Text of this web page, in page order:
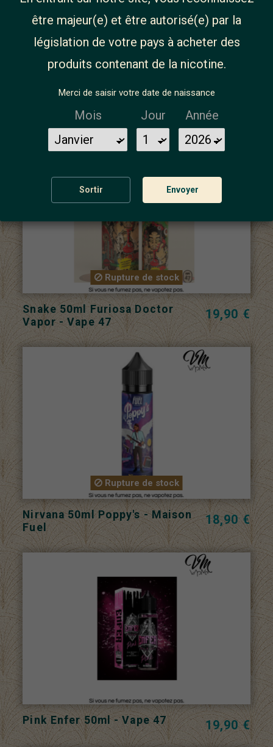
Crazy Mojito 100ml -Baby Bear 17,90 €
Rupture de stock
Snake 50ml Furiosa Doctor
Vapor - Vape 47
19,90 €
Rupture de stock
Nirvana 50ml Poppy's - Maison
Fuel
18,90 €
Pink Enfer 50ml - Vape 47 19,90 €
être majeur(e) et être autorisé(e) par la
législation de votre pays à acheter des
produits contenant de la nicotine.
Merci de saisir votre date de naissance
Mois Jour Année
Sortir Envoyer